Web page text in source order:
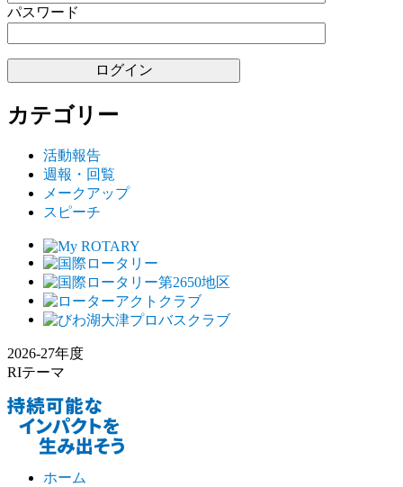
シ
ョ
パスワード
カテゴリー
活動報告
週報・回覧
メークアップ
スピーチ
2026-27年度
RIテーマ
ホーム